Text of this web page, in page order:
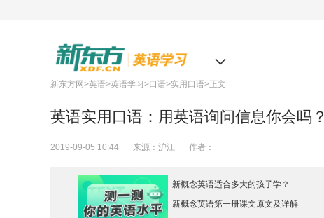
新东方网>英语>英语学习 >口语>实用口语>正文
英语实用口语：用英语询问信息你会吗？
2019-09-05 10:44 来源： 沪江 作者：
新概念英语适合多大的孩子学？
新概念英语第一册课文原文及详解